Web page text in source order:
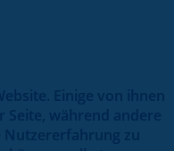
Einige von ihnen
während andere
zu